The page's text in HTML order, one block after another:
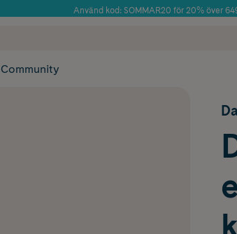
Använd kod: SOMMAR20 för 20% över
frakt